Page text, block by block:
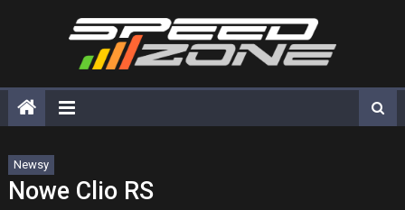
Newsy
Nowe Clio RS